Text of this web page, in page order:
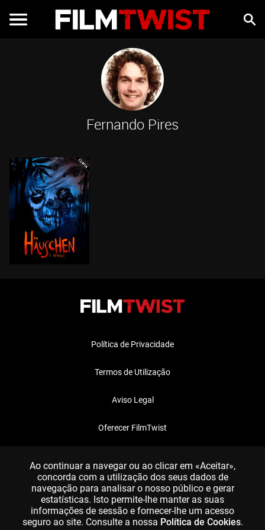
Fernando Pires
Política de Privacidade
Termos de Utilização
Aviso Legal
Oferecer FilmTwist
Ao continuar a navegar ou ao clicar em «Aceitar»,
concorda com a utilização dos seus dados de
navegação para analisar o nosso público e gerar
estatísticas. Isto permite-lhe manter as suas
informações de sessão e fornecer-lhe um acesso
seguro ao site. Consulte a nossa Política de Cookies.